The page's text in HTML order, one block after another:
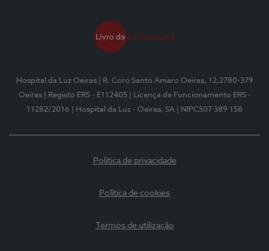
Hospital da Luz Oeiras
| R. Coro Santo Amaro Oeiras, 12,2780-379
Oeiras
| Registo ERS - E112405
| Licença de Funcionamento ERS -
11282/2016
| Hospital da Luz - Oeiras, SA | NIPC507 389 158
Política de privacidade
Política de cookies
Termos de utilização